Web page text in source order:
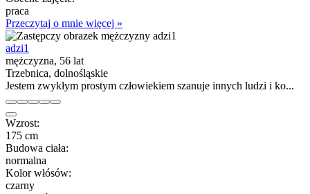
praca
Przeczytaj o mnie więcej »
adzi1
mężczyzna, 56 lat
Trzebnica, dolnośląskie
Jestem zwykłym prostym człowiekiem szanuje innych ludzi i ko...
Wzrost:
175 cm
Budowa ciała:
normalna
Kolor włósów:
czarny